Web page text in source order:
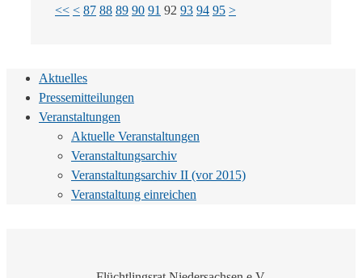
<< < 87 88 89 90 91 92 93 94 95 >
Aktuelles
Pressemitteilungen
Veranstaltungen
Aktuelle Veranstaltungen
Veranstaltungsarchiv
Veranstaltungsarchiv II (vor 2015)
Veranstaltung einreichen